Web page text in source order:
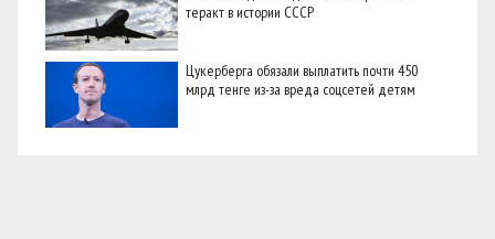
теракт в истории СССР
Цукерберга обязали выплатить почти 450
млрд тенге из-за вреда соцсетей детям